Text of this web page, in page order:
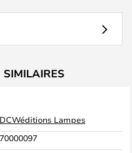
DCWéditions Lampes
70000097